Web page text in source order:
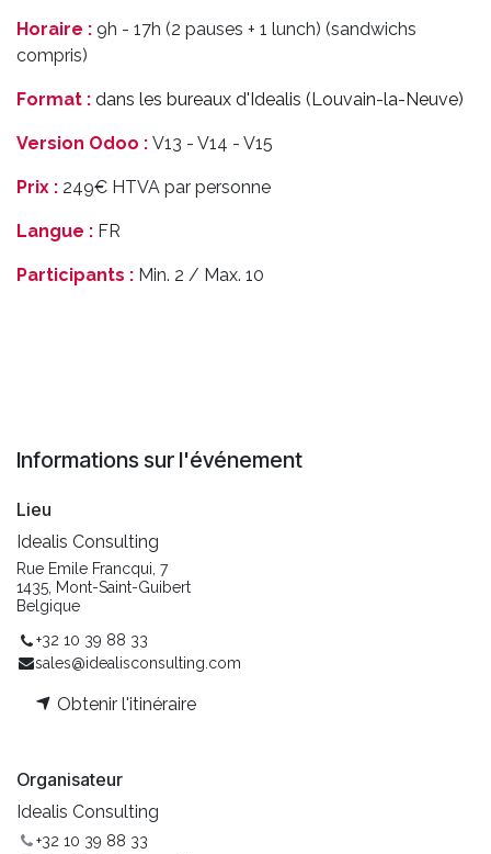
Horaire : 9h - 17h (2 pauses + 1 lunch) (sandwichs
compris)
Format : dans les bureaux d'Idealis (Louvain-la-Neuve)
Version Odoo : V13 - V14 - V15
Prix : 249€ HTVA par personne
Langue : FR
Participants : Min. 2 / Max. 10
Informations sur l'événement
Lieu
Idealis Consulting
Rue Emile Francqui, 7
1435, Mont-Saint-Guibert
Belgique
+32 10 39 88 33
sales@idealisconsulting.com
Obtenir l'itinéraire
Organisateur
Idealis Consulting
+32 10 39 88 33